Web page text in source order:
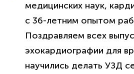
медицинских наук,
с 36-летним опытом
Поздравляем всех
эхокардиографии для
научились делать УЗД